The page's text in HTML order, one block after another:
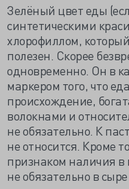
Зелёный цвет еды
синтетическими
хлорофиллом,
полезен. Скорее
одновременно. Он в
маркером того, что
происхождение,
волокнами и
не обязательно. К
не относится. Кроме
признаком наличия в
не обязательно в